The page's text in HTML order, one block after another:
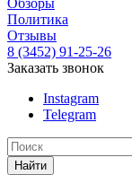
Политика
Отзывы
8 (3452) 91-25-26
Заказать звонок
Instagram
Telegram
Найти